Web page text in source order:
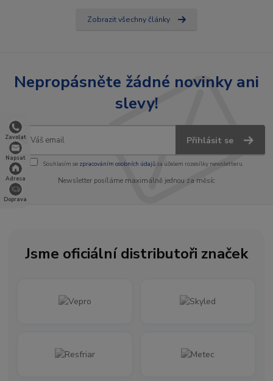
Zavolat
Napsat
Adresa
Doprava
Zobrazit všechny články
Nepropásněte žádné novinky ani
slevy!
Přihlásit se
Souhlasím se zpracováním osobních údajůza účelem rozesílky newsletteru.
Newsletter posíláme maximálně jednou za měsíc
Jsme oficiální distributoři značek